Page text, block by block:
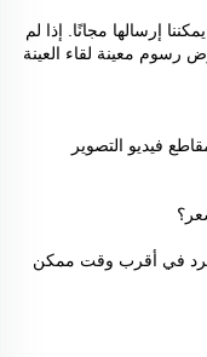
رسوم معينة لقاء العينة